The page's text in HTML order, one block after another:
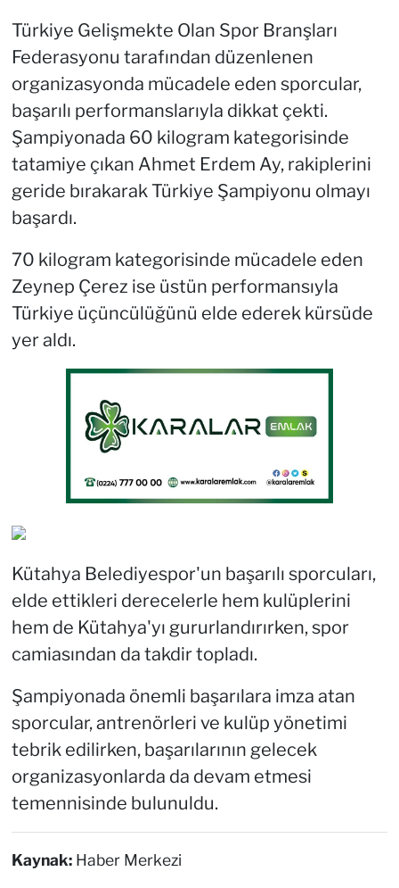
Türkiye Gelişmekte Olan Spor Branşları
Federasyonu tarafından düzenlenen
organizasyonda mücadele eden sporcular,
başarılı performanslarıyla dikkat çekti.
Şampiyonada 60 kilogram kategorisinde
tatamiye çıkan Ahmet Erdem Ay, rakiplerini
geride bırakarak Türkiye Şampiyonu olmayı
başardı.
70 kilogram kategorisinde mücadele eden
Zeynep Çerez ise üstün performansıyla
Türkiye üçüncülüğünü elde ederek kürsüde
yer aldı.
Kütahya Belediyespor'un başarılı sporcuları,
elde ettikleri derecelerle hem kulüplerini
hem de Kütahya'yı gururlandırırken, spor
camiasından da takdir topladı.
Şampiyonada önemli başarılara imza atan
sporcular, antrenörleri ve kulüp yönetimi
tebrik edilirken, başarılarının gelecek
organizasyonlarda da devam etmesi
temennisinde bulunuldu.
Kaynak: Haber Merkezi